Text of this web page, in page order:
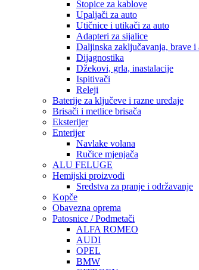
Stopice za kablove
Upaljači za auto
Utičnice i utikači za auto
Adapteri za sijalice
Daljinska zaključavanja, brave i
Dijagnostika
Džekovi, grla, inastalacije
Ispitivači
Releji
Baterije za ključeve i razne uređaje
Brisači i metlice brisača
Eksterijer
Enterijer
Navlake volana
Ručice mjenjača
ALU FELUGE
Hemijski proizvodi
Sredstva za pranje i održavanje
Kopče
Obavezna oprema
Patosnice / Podmetači
ALFA ROMEO
AUDI
OPEL
BMW